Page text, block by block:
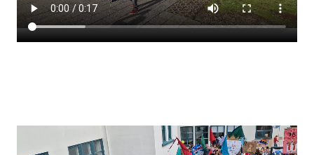
Upplýsingar um innritun
Námsmat